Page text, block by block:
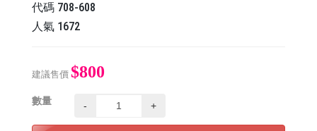
代碼 708-608
人氣 1672
建議售價 $800
數量 - +